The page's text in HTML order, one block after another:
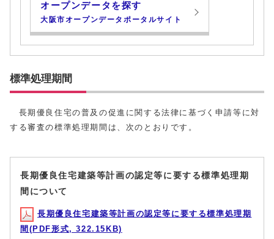
オープンデータを探す
大阪市オープンデータポータルサイト
標準処理期間
長期優良住宅の普及の促進に関する法律に基づく申請等に対
する審査の標準処理期間は、次のとおりです。
長期優良住宅建築等計画の認定等に要する標準処理期
間について
長期優良住宅建築等計画の認定等に要する標準処理期
間(PDF形式, 322.15KB)